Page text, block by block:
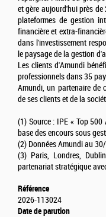
et gère aujourd'hui près
plateformes de gestion
financière et extra-
dans l'investissement
le paysage de la gestion
Les clients d'Amundi
professionnels dans 35
Amundi, un partenaire de
de ses clients et de la
(1) Source : IPE « Top
base des encours sous
(2) Données Amundi au
(3) Paris, Londres,
partenariat stratégique
Référence
2026-113024
Date de parution